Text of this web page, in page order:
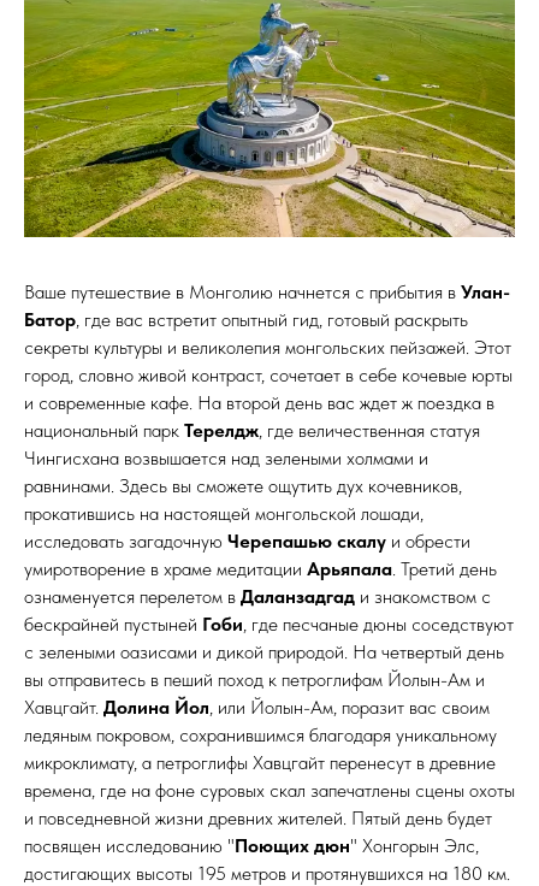
Ваше путешествие в Монголию начнется с прибытия в Улан-
Батор, где вас встретит опытный гид, готовый раскрыть
секреты культуры и великолепия монгольских пейзажей. Этот
город, словно живой контраст, сочетает в себе кочевые юрты
и современные кафе. На второй день вас ждет ж поездка в
национальный парк Терелдж, где величественная статуя
Чингисхана возвышается над зелеными холмами и
равнинами. Здесь вы сможете ощутить дух кочевников,
прокатившись на настоящей монгольской лошади,
исследовать загадочную Черепашью скалу и обрести
умиротворение в храме медитации Арьяпала. Третий день
ознаменуется перелетом в Даланзадгад и знакомством с
бескрайней пустыней Гоби, где песчаные дюны соседствуют
с зелеными оазисами и дикой природой. На четвертый день
вы отправитесь в пеший поход к петроглифам Йолын-Ам и
Хавцгайт. Долина Йол, или Йолын-Ам, поразит вас своим
ледяным покровом, сохранившимся благодаря уникальному
микроклимату, а петроглифы Хавцгайт перенесут в древние
времена, где на фоне суровых скал запечатлены сцены охоты
и повседневной жизни древних жителей. Пятый день будет
посвящен исследованию "Поющих дюн" Хонгорын Элс,
достигающих высоты 195 метров и протянувшихся на 180 км.